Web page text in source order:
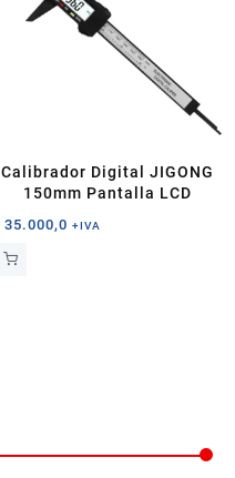
Calibrador Digital JIGONG
150mm Pantalla LCD
35.000,0 +IVA